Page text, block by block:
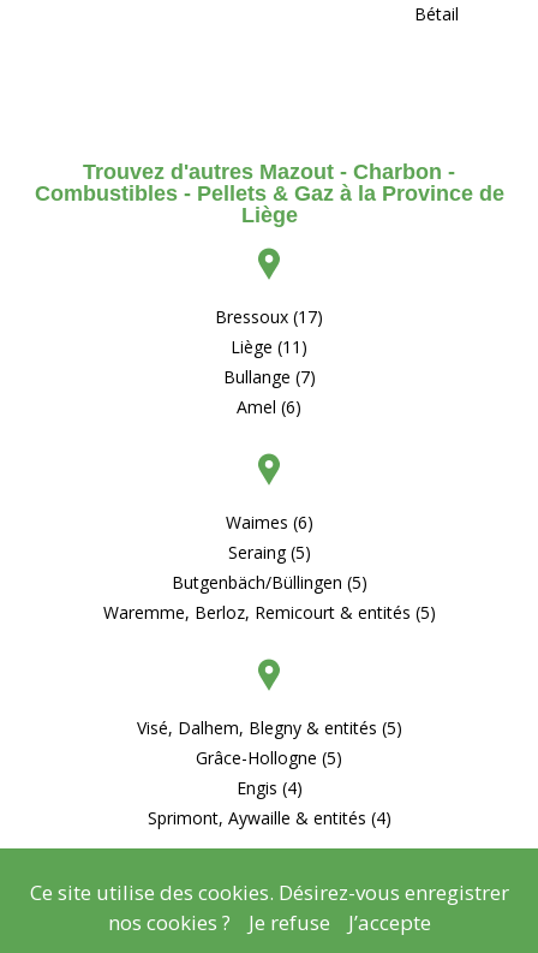
Bétail
Trouvez d'autres Mazout - Charbon -
Combustibles - Pellets & Gaz à la Province de
Liège
Bressoux (17)
Liège (11)
Bullange (7)
Amel (6)
Waimes (6)
Seraing (5)
Butgenbäch/Büllingen (5)
Waremme, Berloz, Remicourt & entités (5)
Visé, Dalhem, Blegny & entités (5)
Grâce-Hollogne (5)
Engis (4)
Sprimont, Aywaille & entités (4)
Ce site utilise des cookies. Désirez-vous enregistrer
nos cookies ?
Je refuse J’accepte